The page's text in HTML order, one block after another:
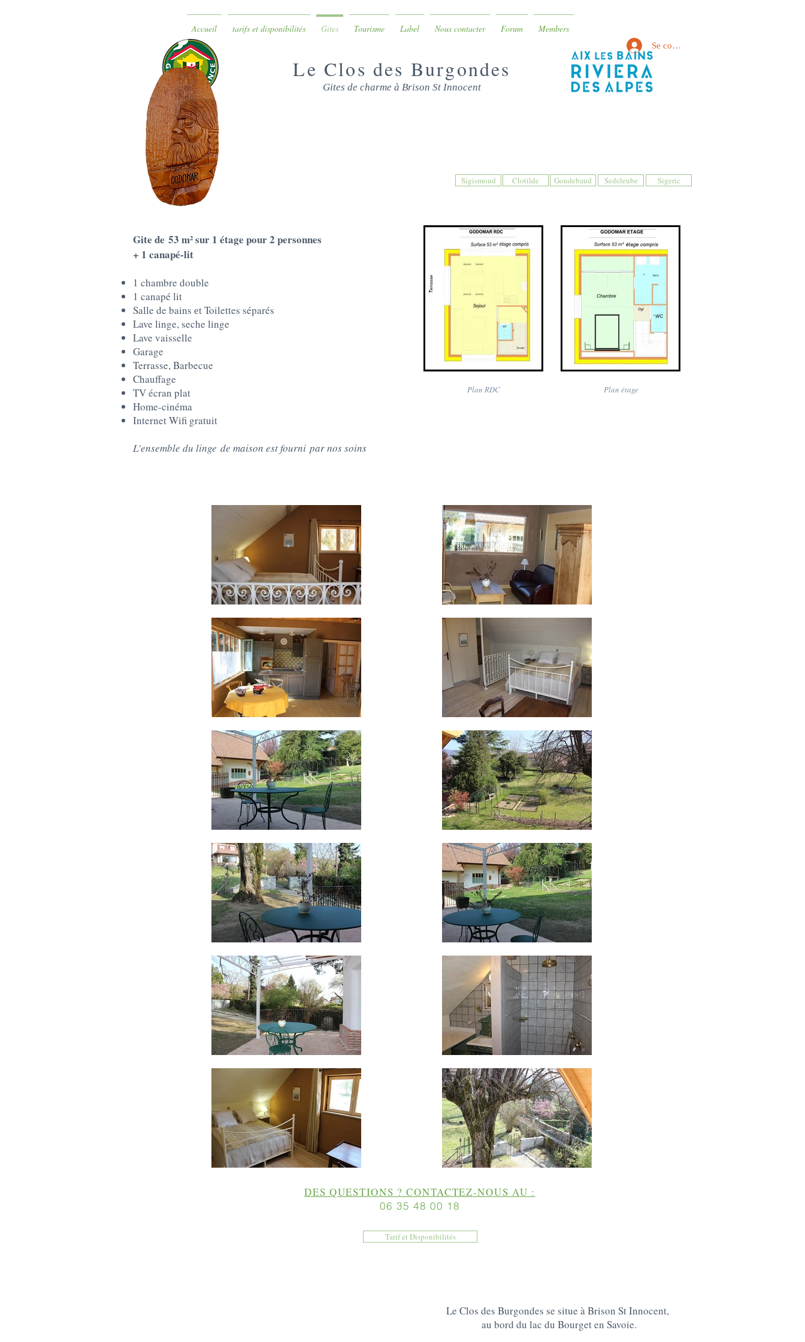
Accueil tarifs et disponibilités Gites Tourisme Label Nous contacter Forum Members
Le Clos des Burgondes
Gites de charme à Brison St Innocent
Se connecter
Sigismond Clotilde Gondebaud Sedeleube Sigeric
Gite de 53 m² sur 1 étage pour 2 personnes
+ 1 canapé-lit
1 chambre double
1 canapé lit
Salle de bains et Toilettes séparés
Lave linge, seche linge
Lave vaisselle
Garage
Terrasse, Barbecue
Chauffage
TV écran plat
Home-cinéma
Internet Wifi gratuit
L'ensemble du linge de maison est fourni par nos soins
Plan RDC Plan étage
DES QUESTIONS ? CONTACTEZ-NOUS AU :
06 35 48 00 18
Tarif et Disponibilités
Le Clos des Burgondes se situe à Brison St Innocent,
au bord du lac du Bourget en Savoie.